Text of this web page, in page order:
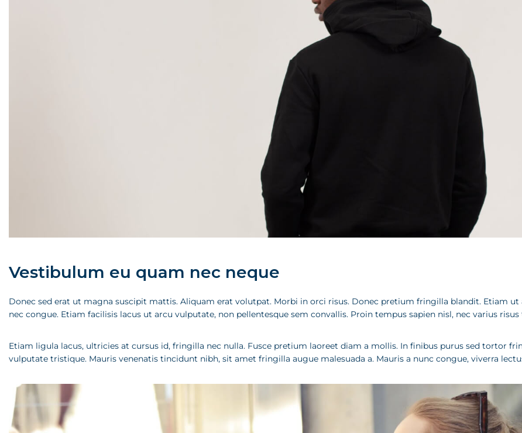
Vestibulum eu quam nec neque
Donec sed erat ut magna suscipit mattis. Aliquam erat volutpat. Morbi in orci risus. Donec pretium fringilla blandit. Etiam
nec congue. Etiam facilisis lacus ut arcu vulputate, non pellentesque sem convallis. Proin tempus sapien nisl, nec varius
Etiam ligula lacus, ultricies at cursus id, fringilla nec nulla. Fusce pretium laoreet diam a mollis. In finibus purus sed tortor
vulputate tristique. Mauris venenatis tincidunt nibh, sit amet fringilla augue malesuada a. Mauris a nunc congue, viverra